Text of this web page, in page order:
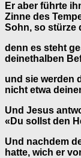
Er aber führte
Zinne des
Sohn, so stürze
denn es steht
deinethalben
und sie werden
nicht etwa
Und Jesus
«Du sollst den
Und nachdem
hatte, wich er